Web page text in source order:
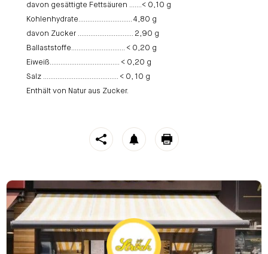
https://stroeck.at/neuigkeiten/stroeck-te-biologisch/
Toogle share
notification
print
davon gesättigte Fettsäuren …….< 0,10 g
Kohlenhydrate………………………… 4,80 g
davon Zucker …………………………. 2,90 g
Ballaststoffe………………………… < 0,20 g
Eiweiß………………………………… < 0,20 g
Salz …………………………………… < 0, 10 g
Enthält von Natur aus Zucker.